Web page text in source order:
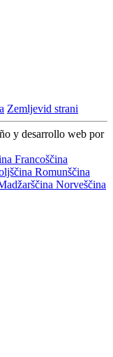
Zemljevid strani
y desarrollo web por
Francoščina
Romunščina
Norveščina